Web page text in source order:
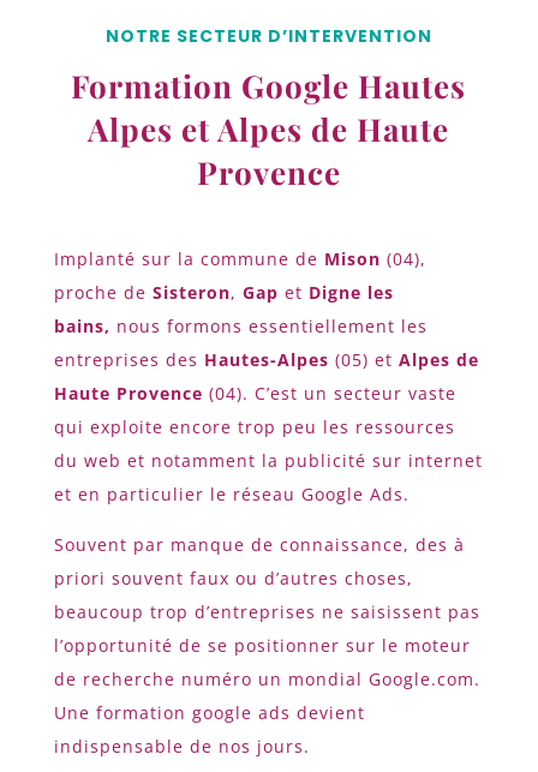
NOTRE SECTEUR D’INTERVENTION
Formation Google Hautes
Alpes et Alpes de Haute
Provence
Implanté sur la commune de Mison (04),
proche de Sisteron, Gap et Digne les
bains, nous formons essentiellement les
entreprises des Hautes-Alpes (05) et Alpes de
Haute Provence (04). C’est un secteur vaste
qui exploite encore trop peu les ressources
du web et notamment la publicité sur internet
et en particulier le réseau Google Ads.
Souvent par manque de connaissance, des à
priori souvent faux ou d’autres choses,
beaucoup trop d’entreprises ne saisissent pas
l’opportunité de se positionner sur le moteur
de recherche numéro un mondial Google.com.
Une formation google ads devient
indispensable de nos jours.